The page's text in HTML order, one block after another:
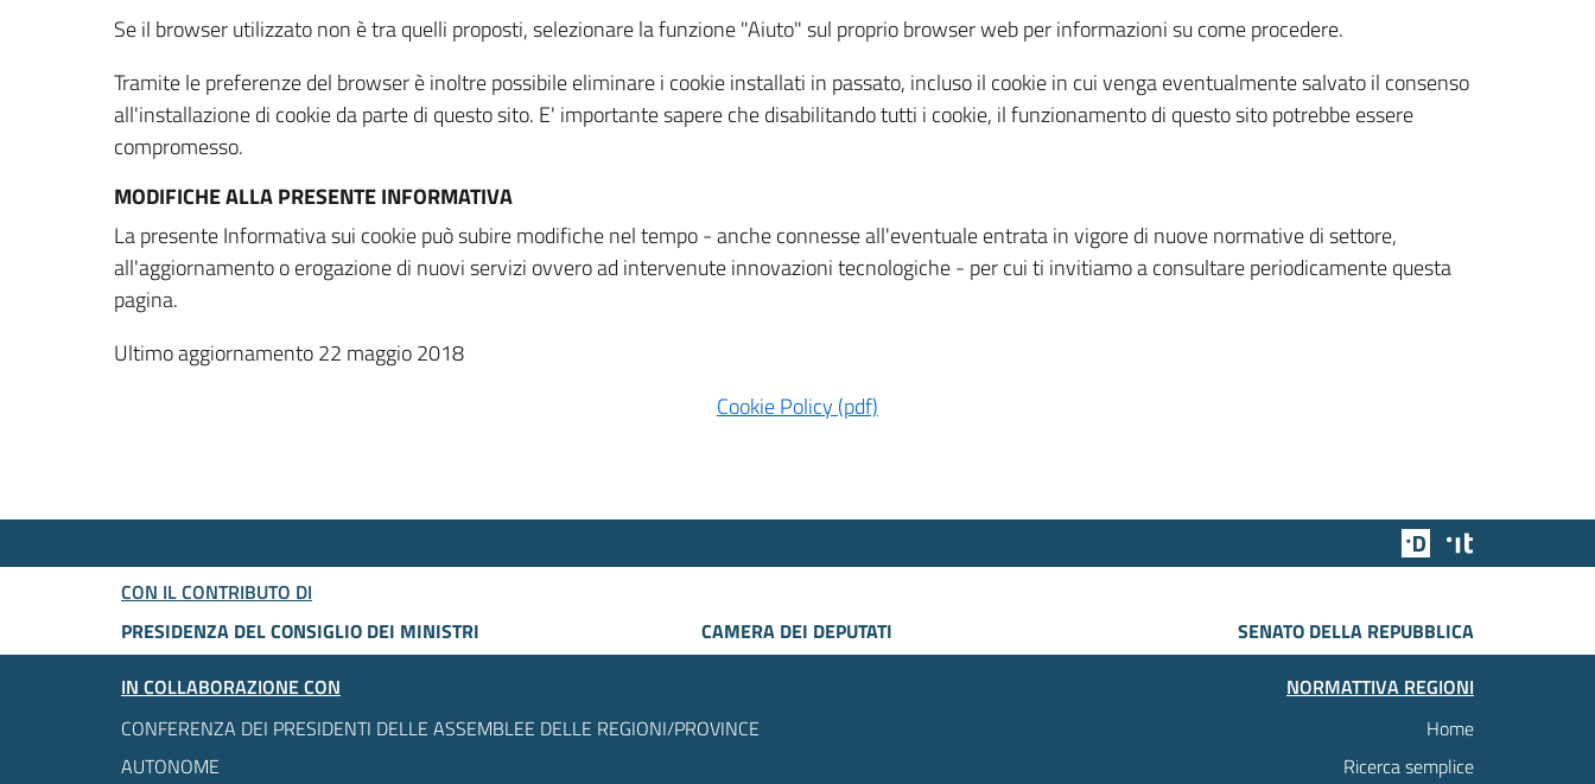
Se il browser utilizzato non è tra quelli proposti, selezionare la funzione "Aiuto" sul proprio browser web per informazioni su come procedere.
Tramite le preferenze del browser è inoltre possibile eliminare i cookie installati in passato, incluso il cookie in cui venga eventualmente salvato il consenso
all'installazione di cookie da parte di questo sito. E' importante sapere che disabilitando tutti i cookie, il funzionamento di questo sito potrebbe essere
compromesso.
MODIFICHE ALLA PRESENTE INFORMATIVA
La presente Informativa sui cookie può subire modifiche nel tempo - anche connesse all'eventuale entrata in vigore di nuove normative di settore,
all'aggiornamento o erogazione di nuovi servizi ovvero ad intervenute innovazioni tecnologiche - per cui ti invitiamo a consultare periodicamente questa
pagina.
Ultimo aggiornamento 22 maggio 2018
Cookie Policy (pdf)
Team Digitale
CON IL CONTRIBUTO DI
PRESIDENZA DEL CONSIGLIO DEI MINISTRI
CAMERA DEI DEPUTATI
SENATO DELLA REPUBBLICA
IN COLLABORAZIONE CON
CONFERENZA DEI PRESIDENTI DELLE ASSEMBLEE DELLE REGIONI/PROVINCE
AUTONOME
NORMATTIVA REGIONI
Home
Ricerca semplice